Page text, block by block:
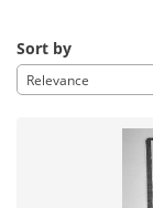
Sort by
Relevance